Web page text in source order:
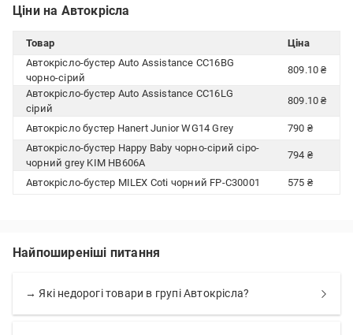
Ціни на Автокрісла
Товар
Ціна
Автокрісло-бустер Auto Assistance CC16BG
чорно-сірий
809.10 ₴
Автокрісло-бустер Auto Assistance CC16LG
сірий
809.10 ₴
Автокрісло бустер Hanert Junior WG14 Grey
790 ₴
Автокрісло-бустер Happy Baby чорно-сірий сіро-
чорний grey KIM HB606A
794 ₴
Автокрісло-бустер MILEX Coti чорний FP-C30001 575 ₴
Найпоширеніші питання
→ Які недорогі товари в групі Автокрісла?